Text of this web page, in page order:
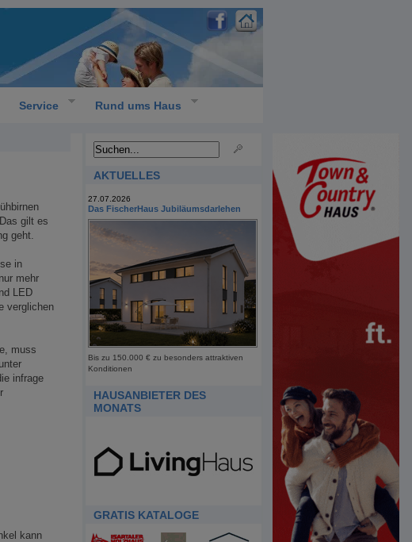
Service Rund ums Haus
gilt es
geht.
in
mehr
LED
verglichen
muss
infrage
kann
AKTUELLES
27.07.2026
Das FischerHaus Jubiläumsdarlehen
Bis zu 150.000 € zu besonders attraktiven
Konditionen
HAUSANBIETER DES
MONATS
GRATIS KATALOGE